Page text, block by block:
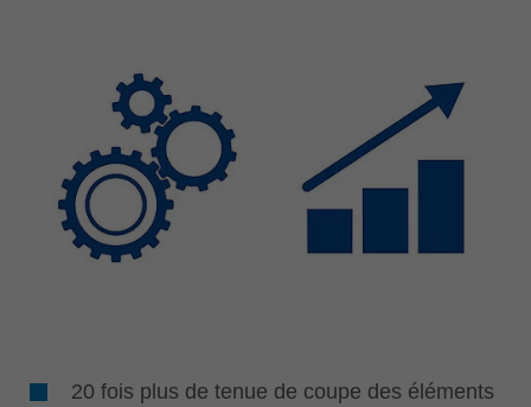
20 fois plus de tenue de coupe des éléments